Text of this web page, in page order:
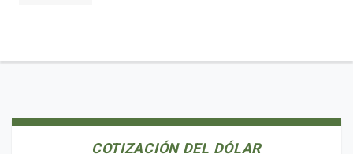
COTIZACIÓN DEL DÓLAR